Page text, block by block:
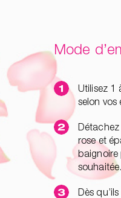
Mode
Utilisez 1
selon vos
rose et
baignoire
souhaitée.
Dès